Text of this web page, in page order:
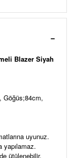
Blazer Siyah
Göğüs;84cm,
uyunuz.
yapılamaz.
ütülenebilir.